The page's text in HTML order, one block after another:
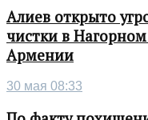
Алиев открыто
чистки в
Армении
30 мая 08:33